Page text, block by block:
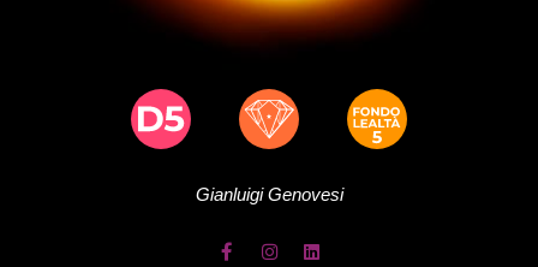
GianluigiGenovesi